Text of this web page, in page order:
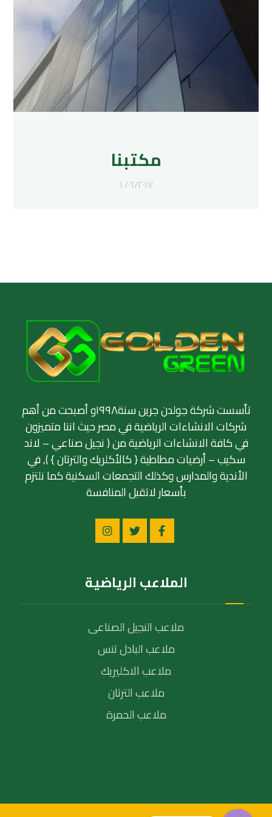
مكتبنا
١٠/٠٦/٢٠١٧
تأسست شركة جولدن جرين سنة١٩٩٨و أصبحت من أهم
شركات الانشاءات الرياضية في مصر حيث اننا متميزون
في كافة الانشاءات الرياضية من ( نجيل صناعي – لاند
سكيب – أرضيات مطاطية { كالأكلريك والترتان } ), في
الأندية والمدارس وكذلك التجمعات السكنية كما نلتزم
بأسعار لاتقبل المنافسة
الملاعب الرياضية
ملاعب النجيل الصناعى
ملاعب البادل تنس
ملاعب الاكليريك
ملاعب الترتان
ملاعب الحمرة